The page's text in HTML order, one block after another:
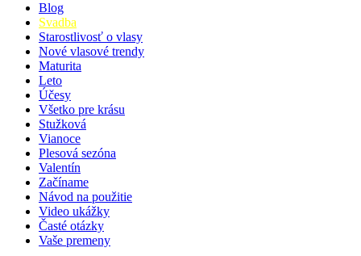
Blog
Svadba
Starostlivosť o vlasy
Nové vlasové trendy
Maturita
Leto
Účesy
Všetko pre krásu
Stužková
Vianoce
Plesová sezóna
Valentín
Začíname
Návod na použitie
Video ukážky
Časté otázky
Vaše premeny